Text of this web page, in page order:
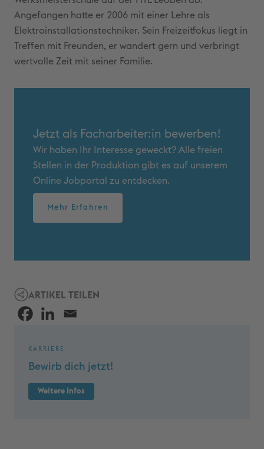
Angefangen hatte er 2006 mit einer Lehre als
Elektroinstallationstechniker. Sein Freizeitfokus liegt in
Treffen mit Freunden, er wandert gern und verbringt
wertvolle Zeit mit seiner Familie.
Jetzt als Facharbeiter:in bewerben!
Wir haben Ihr Interesse geweckt? Alle freien
Stellen in der Produktion gibt es auf unserem
Online Jobportal zu entdecken.
Mehr Erfahren
ARTIKEL TEILEN
KARRIERE
Bewirb dich jetzt!
Weitere Infos